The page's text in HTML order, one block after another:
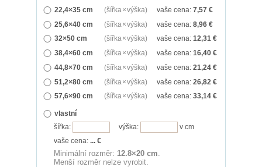
22,4×35 cm
(šířka × výška) vaše cena: 7,57 €
25,6×40 cm
(šířka × výška) vaše cena: 8,96 €
32×50 cm
(šířka × výška) vaše cena: 12,31 €
38,4×60 cm
(šířka × výška) vaše cena: 16,40 €
44,8×70 cm
(šířka × výška) vaše cena: 21,24 €
51,2×80 cm
(šířka × výška) vaše cena: 26,82 €
57,6×90 cm
(šířka × výška) vaše cena: 33,14 €
vlastní
šířka:
výška:
v cm
vaše cena: ... €
Minimální rozměr: 12.8×20 cm
Menší rozměr nelze vyrobit.